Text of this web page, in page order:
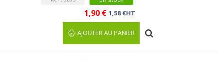
1,90 € 1,58 €HT
AJOUTER AU PANIER